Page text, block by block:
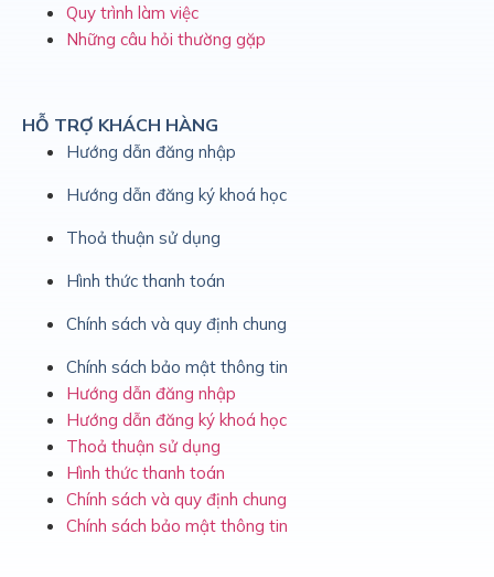
Quy trình làm việc
Những câu hỏi thường gặp
HỖ TRỢ KHÁCH HÀNG
Hướng dẫn đăng nhập
Hướng dẫn đăng ký khoá học
Thoả thuận sử dụng
Hình thức thanh toán
Chính sách và quy định chung
Chính sách bảo mật thông tin
Hướng dẫn đăng nhập
Hướng dẫn đăng ký khoá học
Thoả thuận sử dụng
Hình thức thanh toán
Chính sách và quy định chung
Chính sách bảo mật thông tin